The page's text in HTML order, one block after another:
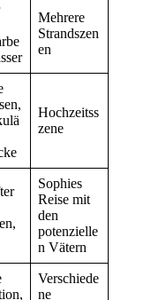
Mehrere
Strandszen
en
Hochzeitss
zene
Sophies
Reise mit
den
potenzielle
n Vätern
Verschiede
ne